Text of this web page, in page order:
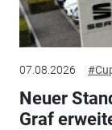
07.08.2026
Neuer
Graf